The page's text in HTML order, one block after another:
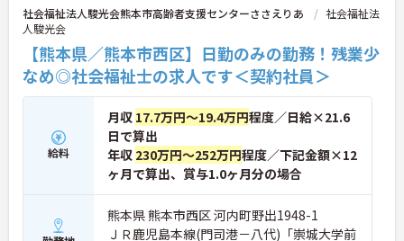
社会福祉法人駿光会熊本市高齢者支援センターささえりあ
社会福祉法
人駿光会
【熊本県／熊本市西区】日勤のみの勤務！残業少
なめ◎社会福祉士の求人です＜契約社員＞
給料
月収 17.7万円～19.4万円程度／日給×21.6
日で算出
年収 230万円～252万円程度／下記金額×12
ヶ月で算出、賞与1.0ヶ月分の場合
熊本県 熊本市西区 河内町野出1948-1
ＪＲ鹿児島本線(門司港－八代)「崇城大学前